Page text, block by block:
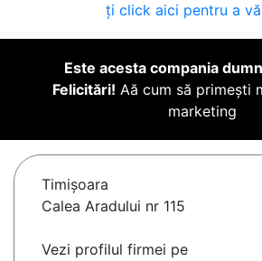
ți click aici pentru a
Este acesta compania
Felicitări! Aă cum să primești
marketing
Timişoara
Calea Aradului nr 115
Vezi profilul firmei pe